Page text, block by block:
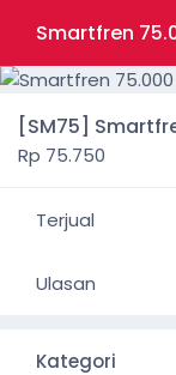
Smartfren
[SM75]
Rp 75.750
Terjual
Ulasan
Kategori